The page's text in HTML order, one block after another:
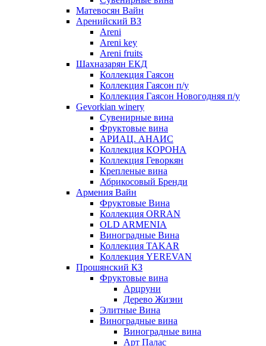
Матевосян Вайн
Аренийский ВЗ
Areni
Areni key
Areni fruits
Шахназарян ЕКД
Коллекция Гаясон
Коллекция Гаясон п/у
Коллекция Гаясон Новогодняя п/у
Gevorkian winery
Сувенирные вина
Фруктовые вина
АРИАЦ. АНАИС
Коллекция КОРОНА
Коллекция Геворкян
Крепленые вина
Абрикосовый Бренди
Армения Вайн
Фруктовые Вина
Коллекция ORRAN
OLD ARMENIA
Виноградные Вина
Коллекция TAKAR
Коллекция YEREVAN
Прошянский КЗ
Фруктовые вина
Арцруни
Дерево Жизни
Элитные Вина
Виноградные вина
Виноградные вина
Арт Палас